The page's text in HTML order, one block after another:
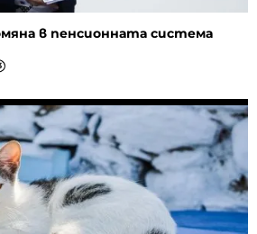
в пенсионната система